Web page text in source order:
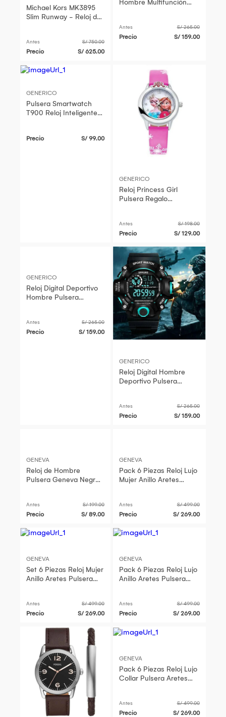
Michael Kors MK3895
Slim Runway - Reloj de
Antes S/ 750.00
Precio S/ 625.00
Hombre Multifunción
Antes S/ 265.00
Precio S/ 159.00
GENERICO
Pulsera Smartwatch
T900 Reloj Inteligente
Precio S/ 99.00
GENERICO
Reloj Princess Girl
Pulsera Regalo
Antes S/ 198.00
Precio S/ 129.00
GENERICO
Reloj Digital Deportivo
Hombre Pulsera
Antes S/ 265.00
Precio S/ 159.00
GENERICO
Reloj Digital Hombre
Deportivo Pulsera
Antes S/ 265.00
Precio S/ 159.00
GENEVA
Reloj de Hombre
Pulsera Geneva Negro
Antes S/ 199.00
Precio S/ 89.00
GENEVA
Pack 6 Piezas Reloj Lujo
Mujer Anillo Aretes
Antes S/ 499.00
Precio S/ 269.00
GENEVA
Set 6 Piezas Reloj Mujer
Anillo Aretes Pulsera
Antes S/ 499.00
Precio S/ 269.00
GENEVA
Pack 6 Piezas Reloj Lujo
Anillo Aretes Pulsera
Antes S/ 499.00
Precio S/ 269.00
GENEVA
Pack 6 Piezas Reloj Lujo
Collar Pulsera Aretes
Antes S/ 499.00
Precio S/ 269.00